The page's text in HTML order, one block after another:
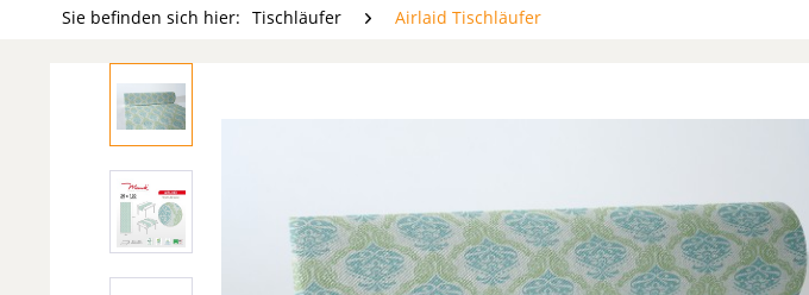
Sie befinden sich hier: Tischläufer Airlaid Tischläufer